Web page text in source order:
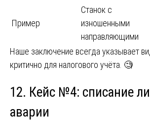
Пример
Станок с
изношенными
направляющими
Наше заключение всегда указывает
критично для налогового учёта. 🧐
12. Кейс №4: списание
аварии